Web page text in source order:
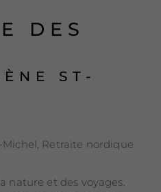
DES
ST-
Retraite nordique
nature et des voyages.